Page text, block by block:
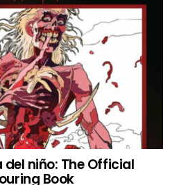
niño: The Official
Book